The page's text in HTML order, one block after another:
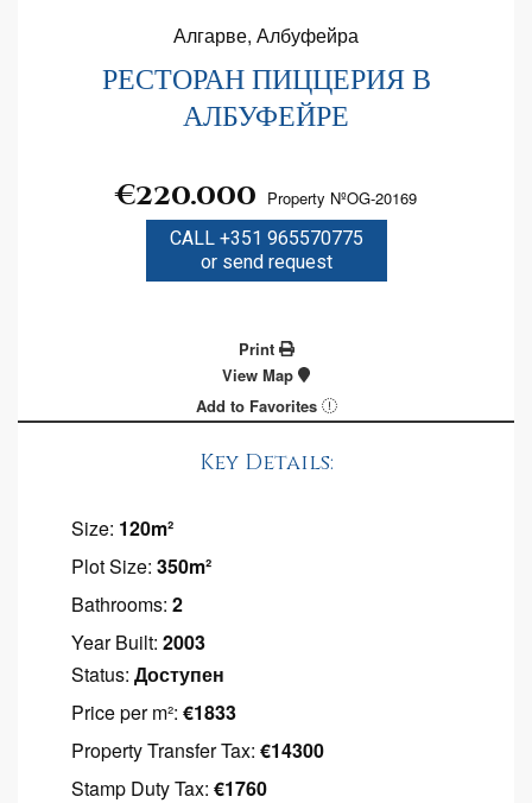
Алгарве, Албуфейра
РЕСТОРАН ПИЦЦЕРИЯ В
АЛБУФЕЙРЕ
€220.000 Property NºOG-20169
CALL +351 965570775
or send request
Print
View Map
Add to Favorites
Key Details:
Size: 120m²
Plot Size: 350m²
Bathrooms: 2
Year Built: 2003
Status: Доступен
Price per m²: €1833
Property Transfer Tax: €14300
Stamp Duty Tax: €1760